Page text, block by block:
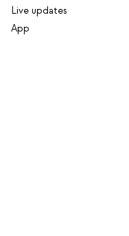
Live updates
App